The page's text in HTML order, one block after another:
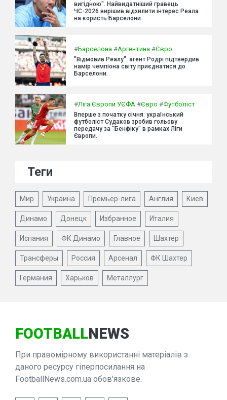
вигідною". Найвидатніший гравець
ЧС-2026 вирішив відхилити інтерес Реала
на користь Барселони.
#Барселона #Аргентина #Євро
"Відмовив Реалу": агент Родрі підтвердив
намір чемпіона світу приєднатися до
Барселони.
#Ліга Європи УЄФА #Євро #Футболіст
Вперше з початку січня: український
футболіст Судаков зробив гольову
передачу за "Бенфіку" в рамках Ліги
Європи.
Теги
Мир Украина Премьер-лига Англия Киев
Динамо Донецк Избранное Италия
Испания ФК Динамо Главное Шахтер
Трансферы Россия Арсенал ФК Шахтер
Германия Харьков Металлург
FOOTBALLNEWS
При правомірному використанні матеріалів з
даного ресурсу гіперпосилання на
FootballNews.com.ua обов'язкове.